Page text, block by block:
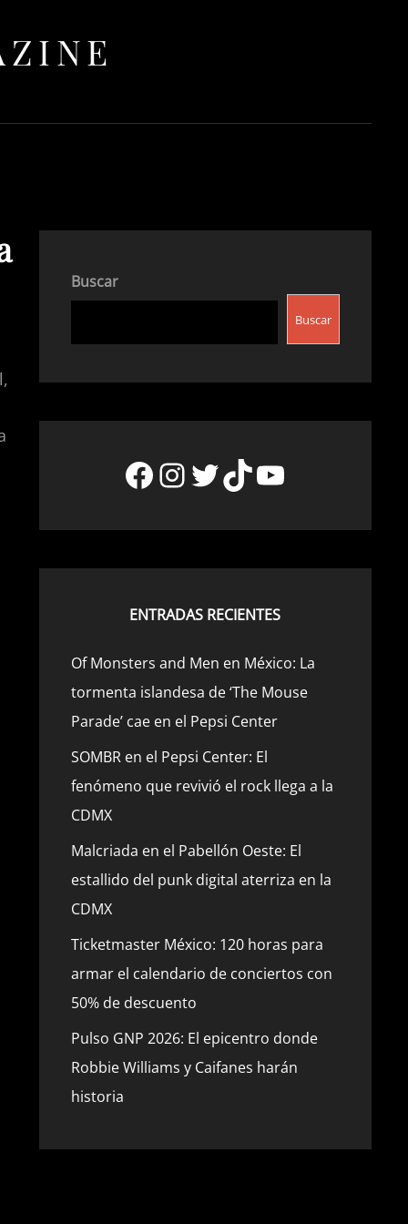
Buscar
Buscar
Facebook
Instagram
Twitter
TikTok
YouTube
ENTRADAS RECIENTES
Of Monsters and Men en México: La
tormenta islandesa de ‘The Mouse
Parade’ cae en el Pepsi Center
SOMBR en el Pepsi Center: El
fenómeno que revivió el rock llega a la
CDMX
Malcriada en el Pabellón Oeste: El
estallido del punk digital aterriza en la
CDMX
Ticketmaster México: 120 horas para
armar el calendario de conciertos con
50% de descuento
Pulso GNP 2026: El epicentro donde
Robbie Williams y Caifanes harán
historia